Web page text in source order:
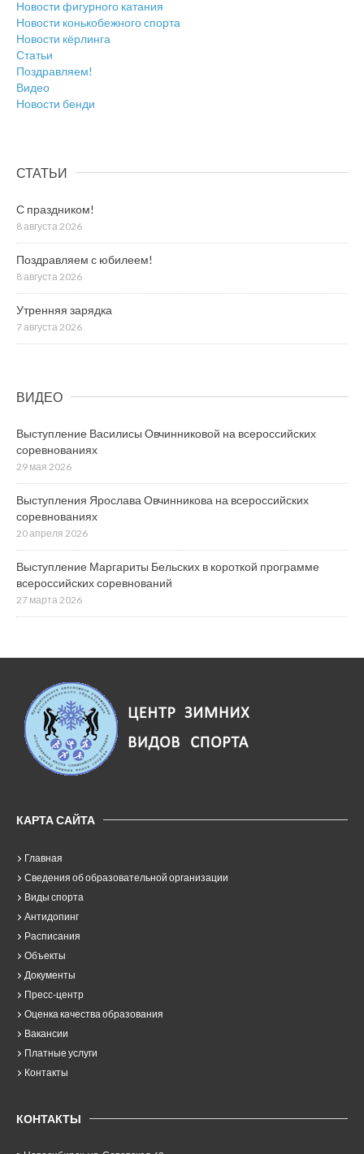
Новости фигурного катания
Новости конькобежного спорта
Новости кёрлинга
Статьи
Поздравляем!
Видео
Новости бенди
СТАТЬИ
С праздником!
8 августа 2026
Поздравляем с юбилеем!
8 августа 2026
Утренняя зарядка
7 августа 2026
ВИДЕО
Выступление Василисы Овчинниковой на всероссийских
соревнованиях
29 мая 2026
Выступления Ярослава Овчинникова на всероссийских
соревнованиях
20 апреля 2026
Выступление Маргариты Бельских в короткой программе
всероссийских соревнований
27 марта 2026
КАРТА САЙТА
Главная
Сведения об образовательной организации
Виды спорта
Антидопинг
Расписания
Объекты
Документы
Пресс-центр
Оценка качества образования
Вакансии
Платные услуги
Контакты
КОНТАКТЫ